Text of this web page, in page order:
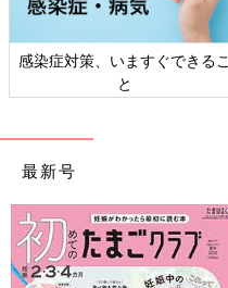
日本外来小児科学会リーフレッ
ト検討会
最新号